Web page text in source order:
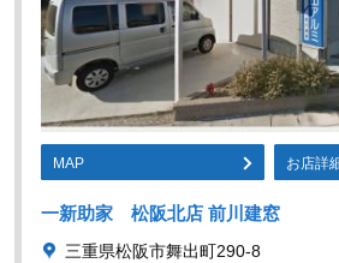
MAP お店詳
一新助家 松阪北店 前川建窓
三重県松阪市舞出町290-8